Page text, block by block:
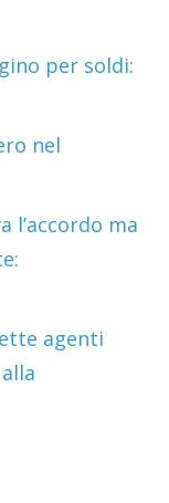
per soldi:
nel
l’accordo ma
agenti